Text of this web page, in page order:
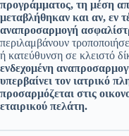
προγράμματος, τη μέση
μεταβλήθηκαν και αν, εν
αναπροσαρμογή
περιλαμβάνουν
ή κατεύθυνση σε κλειστό
ενδεχομένη
υπερβαίνει τον ιατρικό
προσαρμόζεται στις
εταιρικού πελάτη.